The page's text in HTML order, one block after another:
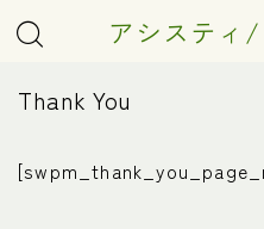
アシスティ
Thank You